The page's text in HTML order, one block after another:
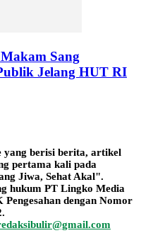
Sang
Jelang HUT RI
yang berisi berita, artikel
pertama kali pada
Jiwa, Sehat Akal".
hukum PT Lingko Media
dengan Nomor